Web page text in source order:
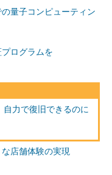
量子コンピューティン
プログラムを
力で復旧できるのに
店舗体験の実現